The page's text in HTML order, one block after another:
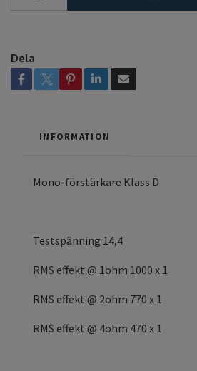
Dela
INFORMATION
Mono-förstärkare Klass D
Testspänning 14,4
RMS effekt @ 1ohm 1000 x 1
RMS effekt @ 2ohm 770 x 1
RMS effekt @ 4ohm 470 x 1